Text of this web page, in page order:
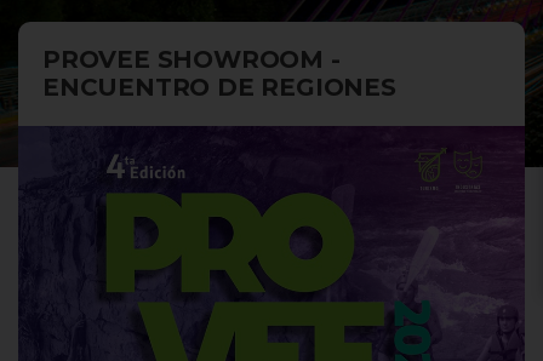
PROVEE SHOWROOM -
ENCUENTRO DE REGIONES